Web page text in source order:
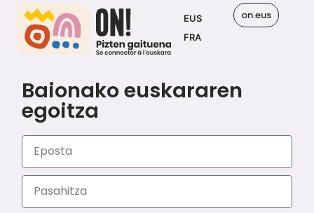
EUS
FRA
on.eus
Baionako euskararen
egoitza